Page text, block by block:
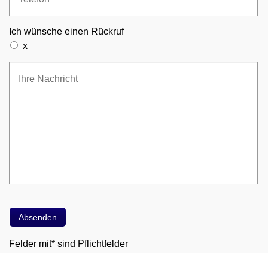
Ich wünsche einen Rückruf
x
Felder mit* sind Pflichtfelder